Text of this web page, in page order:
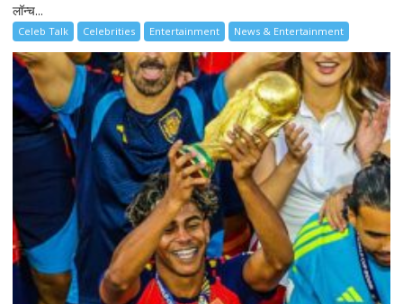
लॉन्च...
Celeb Talk Celebrities Entertainment News & Entertainment